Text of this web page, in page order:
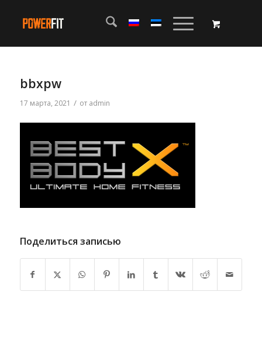
bbxpw
17 марта, 2021 / от admin
Поделиться записью